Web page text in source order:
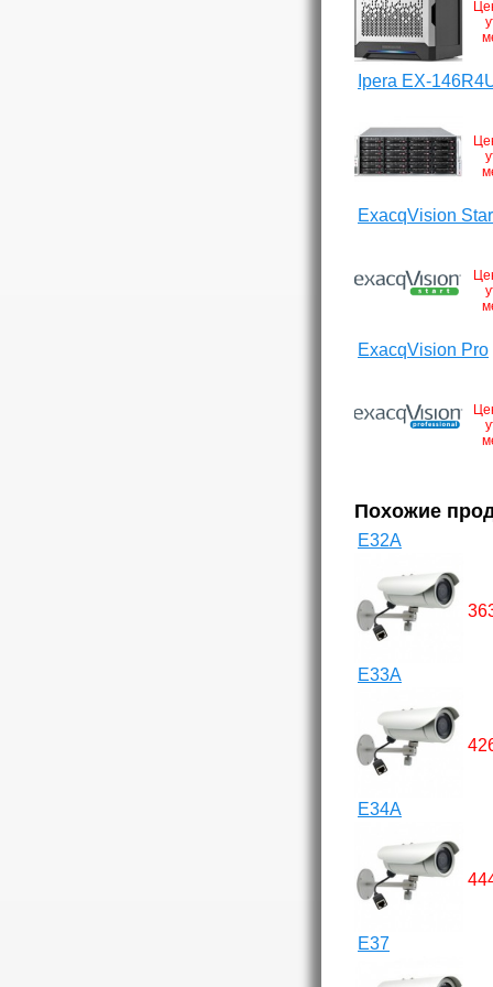
Ipera EX-
ExacqVision
ExacqVision Pro
Похожие
E32A
E33A
E34A
E37